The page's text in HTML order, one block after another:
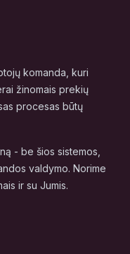
komanda, kuri
žinomais prekių
procesas būtų
- be šios sistemos,
valdymo. Norime
ir su Jumis.